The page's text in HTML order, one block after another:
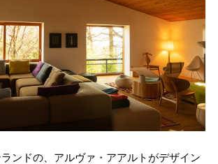
ランドの、アルヴァ・アアルトがデザイン